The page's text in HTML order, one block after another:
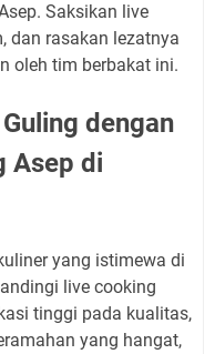
Saksikan live
dan rasakan lezatnya
oleh tim berbakat ini.
dengan
Asep di
yang istimewa di
live cooking
tinggi pada kualitas,
yang hangat,